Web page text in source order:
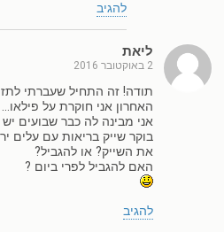
להגיב
ליאת
2 באוקטובר 2016
תודה! זה התחיל שעברתי
האחרון אני חוקרת על
אני מבינה לה כבר שבועים יש
בוקר שייק בריאות עם עלים
את השייק? או להגביל?
האם להגביל לפרי ביום ?
להגיב